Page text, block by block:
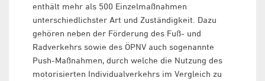
enthält mehr als 500 Einzelmaßnahmen
unterschiedlichster Art und Zuständigkeit. Dazu
gehören neben der Förderung des Fuß- und
Radverkehrs sowie des ÖPNV auch sogenannte
Push-Maßnahmen, durch welche die Nutzung des
motorisierten Individualverkehrs im Vergleich zu